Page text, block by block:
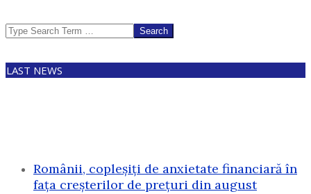
Search
LAST NEWS
Românii, copleșiți de anxietate financiară în
fața creșterilor de prețuri din august